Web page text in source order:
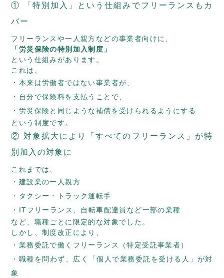
① 「特別加入」という仕組みでフリーランスもカ
バー
フリーランスや一人親方などの事業者向けに、
「労災保険の特別加入制度」
という仕組みがあります。
これは、
本来は労働者ではない事業者が、
自分で保険料を支払うことで、
労災保険と同じような補償を受けられるようにする
という制度です。
② 対象拡大により「すべてのフリーランス」が特
別加入の対象に
これまでは、
建設業の一人親方
タクシー・トラック運転手
ITフリーランス、自転車配達員など一部の業種
など、職種ごとに限定的な対象でした。
しかし、制度改正により、
業務委託で働くフリーランス（特定受託事業者）
職種を問わず、広く「個人で業務委託を受ける人」が対
象